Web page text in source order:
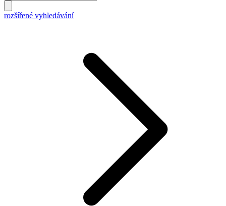
rozšířené vyhledávání